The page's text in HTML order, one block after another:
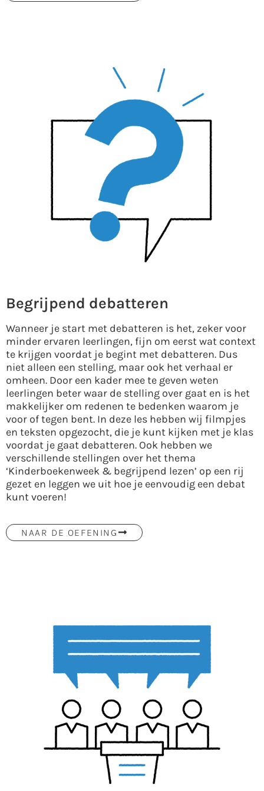
Begrijpend debatteren
Wanneer je start met debatteren is het, zeker voor
minder ervaren leerlingen, fijn om eerst wat context
te krijgen voordat je begint met debatteren. Dus
niet alleen een stelling, maar ook het verhaal er
omheen. Door een kader mee te geven weten
leerlingen beter waar de stelling over gaat en is het
makkelijker om redenen te bedenken waarom je
voor of tegen bent. In deze les hebben wij filmpjes
en teksten opgezocht, die je kunt kijken met je klas
voordat je gaat debatteren. Ook hebben we
verschillende stellingen over het thema
‘Kinderboekenweek & begrijpend lezen’ op een rij
gezet en leggen we uit hoe je eenvoudig een debat
kunt voeren!
NAAR DE OEFENING